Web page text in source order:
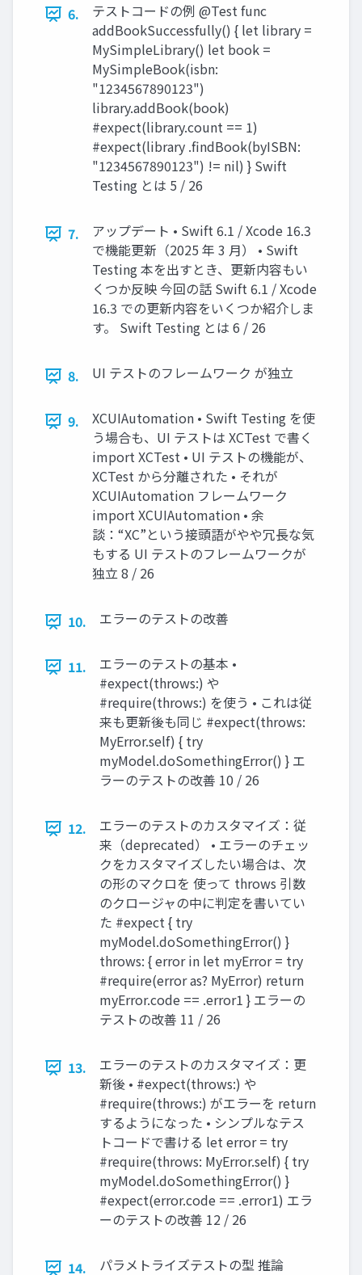
6.
テストコードの例 @Test func
addBookSuccessfully() { let library =
MySimpleLibrary() let book =
MySimpleBook(isbn:
"1234567890123")
library.addBook(book)
#expect(library.count == 1)
#expect(library .findBook(byISBN:
"1234567890123") != nil) } Swift
Testing とは 5 / 26
7.
アップデート • Swift 6.1 / Xcode 16.3
で機能更新（2025 年 3 月） • Swift
Testing 本を出すとき、更新内容もい
くつか反映 今回の話 Swift 6.1 / Xcode
16.3 での更新内容をいくつか紹介しま
す。 Swift Testing とは 6 / 26
8. UI テストのフレームワーク が独立
9.
XCUIAutomation • Swift Testing を使
う場合も、UI テストは XCTest で書く
import XCTest • UI テストの機能が、
XCTest から分離された • それが
XCUIAutomation フレームワーク
import XCUIAutomation • 余
談：“XC”という接頭語がやや冗長な気
もする UI テストのフレームワークが
独立 8 / 26
10. エラーのテストの改善
11.
エラーのテストの基本 •
#expect(throws:) や
#require(throws:) を使う • これは従
来も更新後も同じ #expect(throws:
MyError.self) { try
myModel.doSomethingError() } エ
ラーのテストの改善 10 / 26
12.
エラーのテストのカスタマイズ：従
来（deprecated） • エラーのチェッ
クをカスタマイズしたい場合は、次
の形のマクロを 使って throws 引数
のクロージャの中に判定を書いてい
た #expect { try
myModel.doSomethingError() }
throws: { error in let myError = try
#require(error as? MyError) return
myError.code == .error1 } エラーの
テストの改善 11 / 26
13.
エラーのテストのカスタマイズ：更
新後 • #expect(throws:) や
#require(throws:) がエラーを return
するようになった • シンプルなテス
トコードで書ける let error = try
#require(throws: MyError.self) { try
myModel.doSomethingError() }
#expect(error.code == .error1) エラ
ーのテストの改善 12 / 26
14. パラメトライズテストの型 推論